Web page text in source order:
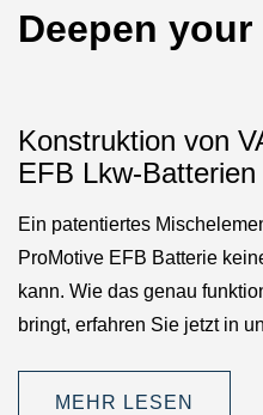
Deepen
Konstruktion von
EFB Lkw-Batterien
Ein patentiertes
ProMotive EFB Batterie
kann. Wie das genau
bringt, erfahren Sie jetzt in
MEHR LESEN